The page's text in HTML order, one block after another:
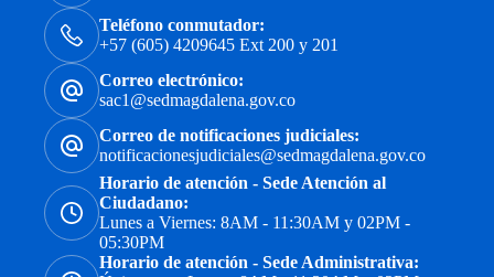
Teléfono conmutador:
+57 (605) 4209645 Ext 200 y 201
Correo electrónico:
sac1@sedmagdalena.gov.co
Correo de notificaciones judiciales:
notificacionesjudiciales@sedmagdalena.gov.co
Horario de atención - Sede Atención al
Ciudadano:
Lunes a Viernes: 8AM - 11:30AM y 02PM -
05:30PM
Horario de atención - Sede Administrativa: